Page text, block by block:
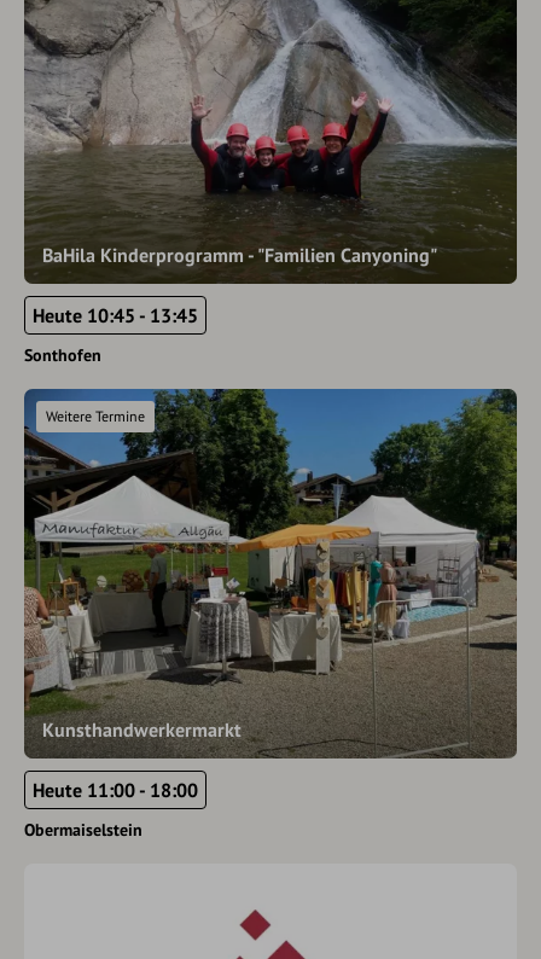
BaHila Kinderprogramm - "Familien Canyoning"
Heute 10:45 - 13:45
Sonthofen
Kunsthandwerkermarkt
Weitere Termine
Heute 11:00 - 18:00
Obermaiselstein